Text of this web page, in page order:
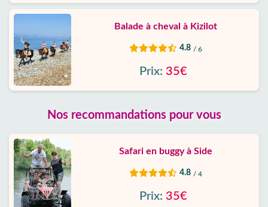
Balade à cheval à Kizilot
4.8 / 6
Prix: 35€
Nos recommandations pour vous
Safari en buggy à Side
4.8 / 4
Prix: 35€